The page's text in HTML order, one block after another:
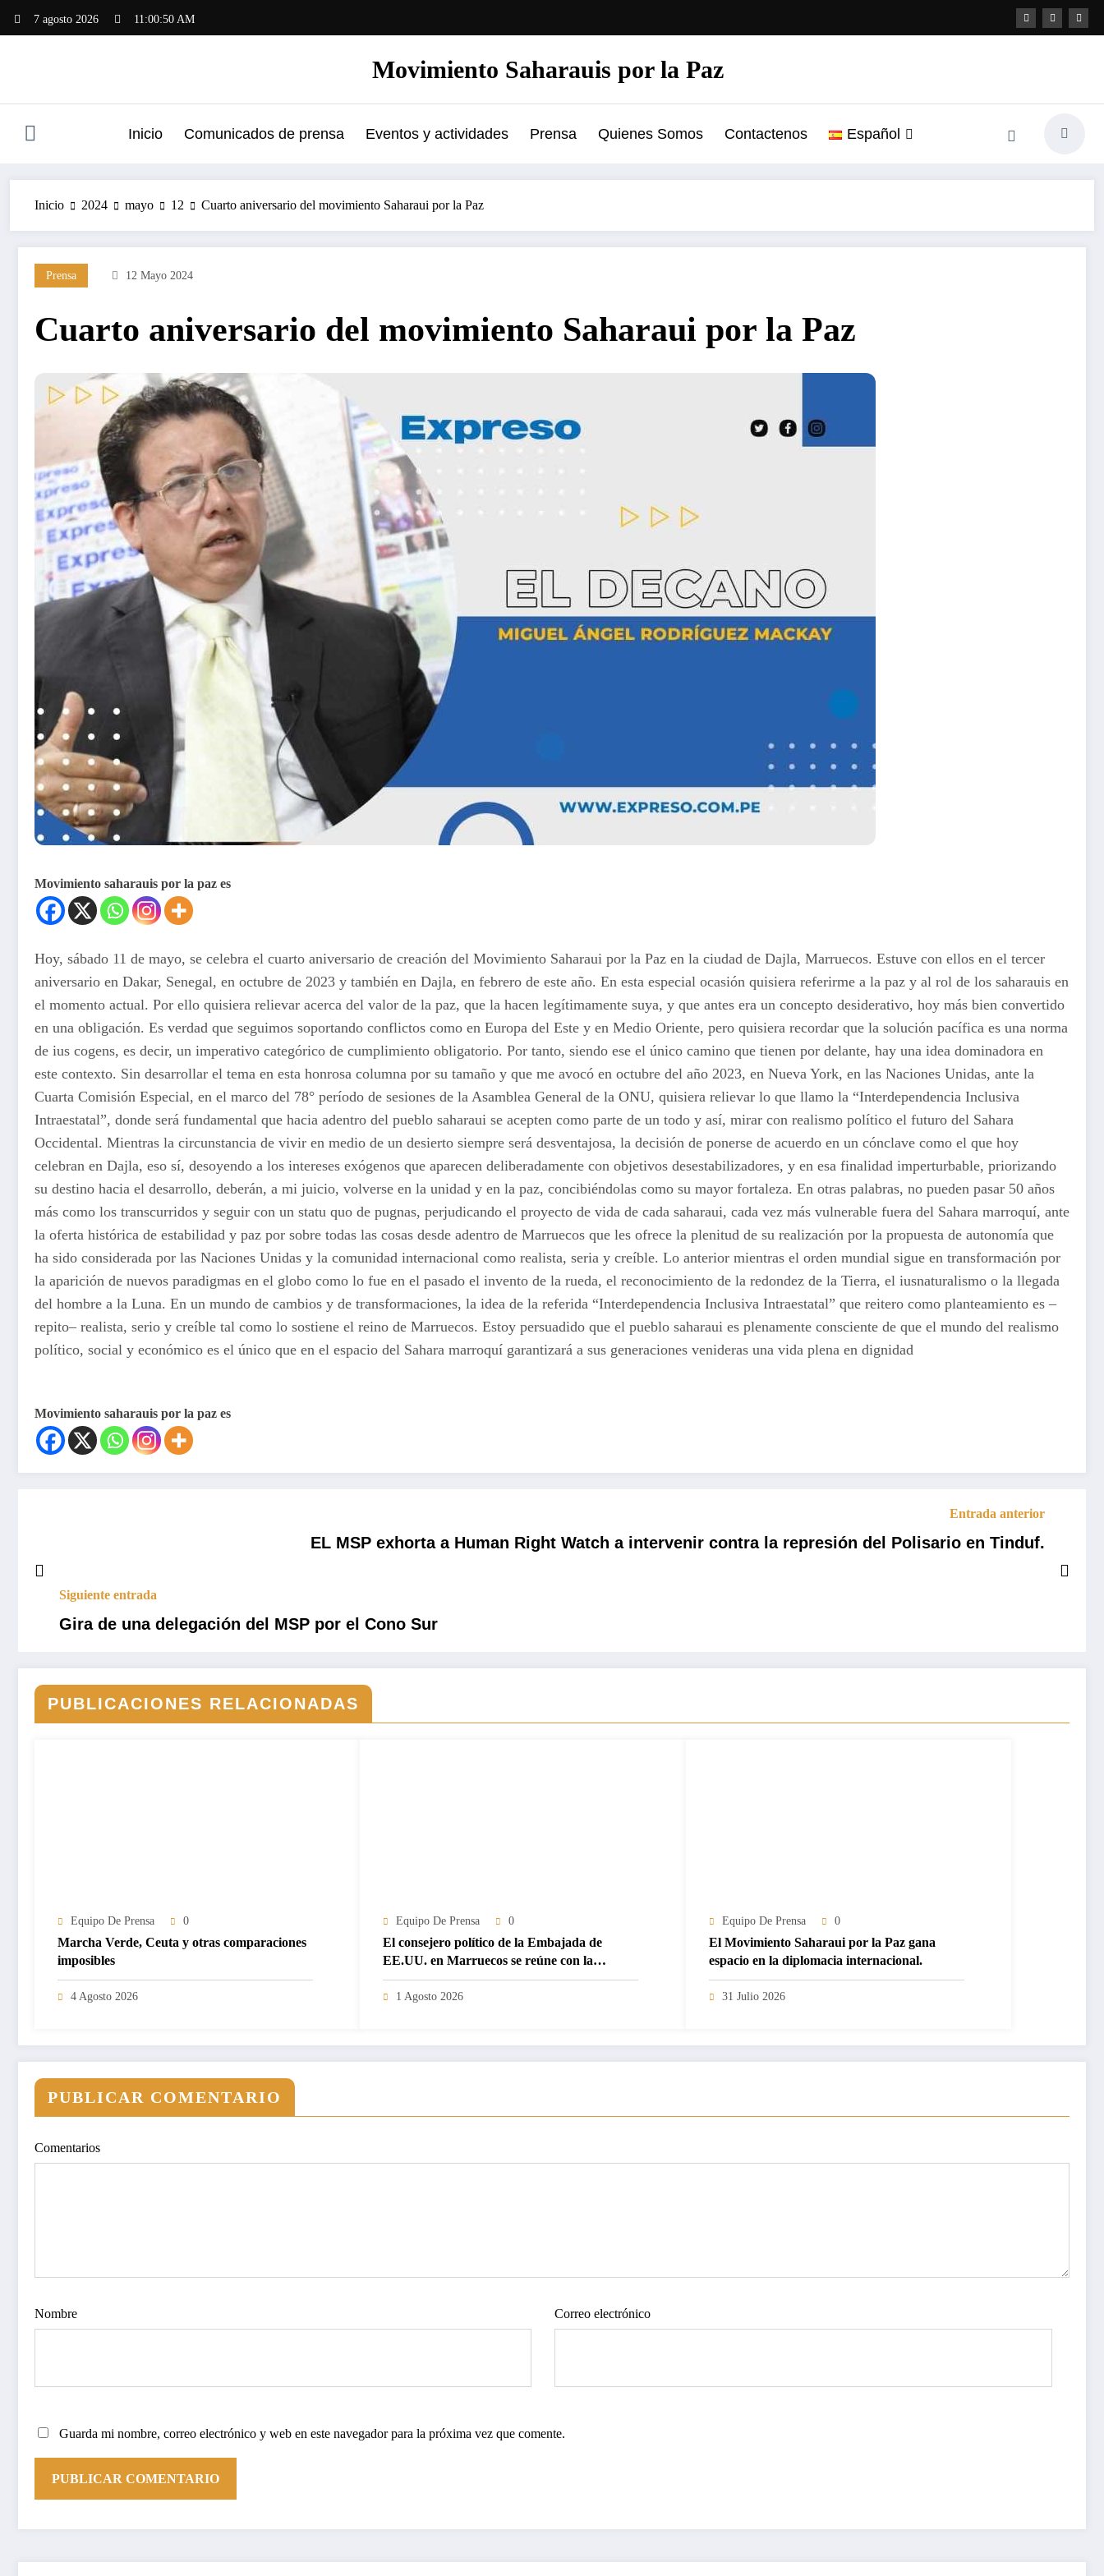
7 agosto 2026 11:00:51 AM
Movimiento Saharauis por la Paz
Inicio Comunicados de prensa Eventos y actividades Prensa Quienes Somos Contactenos Español
Inicio 2024 mayo 12 Cuarto aniversario del movimiento Saharaui por la Paz
Prensa 12 Mayo 2024
Cuarto aniversario del movimiento Saharaui por la Paz
Movimiento saharauis por la paz es
Hoy, sábado 11 de mayo, se celebra el cuarto aniversario de creación del Movimiento Saharaui por la Paz en la ciudad de Dajla, Marruecos. Estuve con ellos en el tercer
aniversario en Dakar, Senegal, en octubre de 2023 y también en Dajla, en febrero de este año. En esta especial ocasión quisiera referirme a la paz y al rol de los saharauis en
el momento actual. Por ello quisiera relievar acerca del valor de la paz, que la hacen legítimamente suya, y que antes era un concepto desiderativo, hoy más bien convertido
en una obligación. Es verdad que seguimos soportando conflictos como en Europa del Este y en Medio Oriente, pero quisiera recordar que la solución pacífica es una norma
de ius cogens, es decir, un imperativo categórico de cumplimiento obligatorio. Por tanto, siendo ese el único camino que tienen por delante, hay una idea dominadora en
este contexto. Sin desarrollar el tema en esta honrosa columna por su tamaño y que me avocó en octubre del año 2023, en Nueva York, en las Naciones Unidas, ante la
Cuarta Comisión Especial, en el marco del 78° período de sesiones de la Asamblea General de la ONU, quisiera relievar lo que llamo la “Interdependencia Inclusiva
Intraestatal”, donde será fundamental que hacia adentro del pueblo saharaui se acepten como parte de un todo y así, mirar con realismo político el futuro del Sahara
Occidental. Mientras la circunstancia de vivir en medio de un desierto siempre será desventajosa, la decisión de ponerse de acuerdo en un cónclave como el que hoy
celebran en Dajla, eso sí, desoyendo a los intereses exógenos que aparecen deliberadamente con objetivos desestabilizadores, y en esa finalidad imperturbable, priorizando
su destino hacia el desarrollo, deberán, a mi juicio, volverse en la unidad y en la paz, concibiéndolas como su mayor fortaleza. En otras palabras, no pueden pasar 50 años
más como los transcurridos y seguir con un statu quo de pugnas, perjudicando el proyecto de vida de cada saharaui, cada vez más vulnerable fuera del Sahara marroquí, ante
la oferta histórica de estabilidad y paz por sobre todas las cosas desde adentro de Marruecos que les ofrece la plenitud de su realización por la propuesta de autonomía que
ha sido considerada por las Naciones Unidas y la comunidad internacional como realista, seria y creíble. Lo anterior mientras el orden mundial sigue en transformación por
la aparición de nuevos paradigmas en el globo como lo fue en el pasado el invento de la rueda, el reconocimiento de la redondez de la Tierra, el iusnaturalismo o la llegada
del hombre a la Luna. En un mundo de cambios y de transformaciones, la idea de la referida “Interdependencia Inclusiva Intraestatal” que reitero como planteamiento es –
repito– realista, serio y creíble tal como lo sostiene el reino de Marruecos. Estoy persuadido que el pueblo saharaui es plenamente consciente de que el mundo del realismo
político, social y económico es el único que en el espacio del Sahara marroquí garantizará a sus generaciones venideras una vida plena en dignidad
Movimiento saharauis por la paz es
Entrada anterior
EL MSP exhorta a Human Right Watch a intervenir contra la represión del Polisario en Tinduf.
Siguiente entrada
Gira de una delegación del MSP por el Cono Sur
PUBLICACIONES RELACIONADAS
Equipo De Prensa 0
Marcha Verde, Ceuta y otras comparaciones
imposibles
4 Agosto 2026
Equipo De Prensa 0
El consejero político de la Embajada de
EE.UU. en Marruecos se reúne con la
dirección de Saharauis por la Paz en El
Aaiún
1 Agosto 2026
Equipo De Prensa 0
El Movimiento Saharaui por la Paz gana
espacio en la diplomacia internacional.
31 Julio 2026
PUBLICAR COMENTARIO
Comentarios
Nombre Correo electrónico
Guarda mi nombre, correo electrónico y web en este navegador para la próxima vez que comente.